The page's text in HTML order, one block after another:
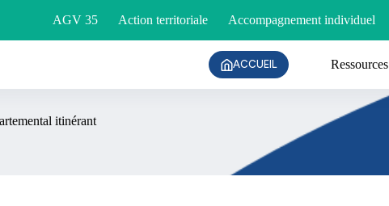
AGV 35 Action territoriale Accompagnement individuel
ACCUEIL Ressources
itinérant